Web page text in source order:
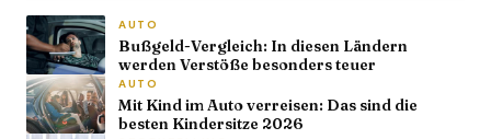
AUTO
Bußgeld-Vergleich: In diesen Ländern
werden Verstöße besonders teuer
AUTO
Mit Kind im Auto verreisen: Das sind die
besten Kindersitze 2026